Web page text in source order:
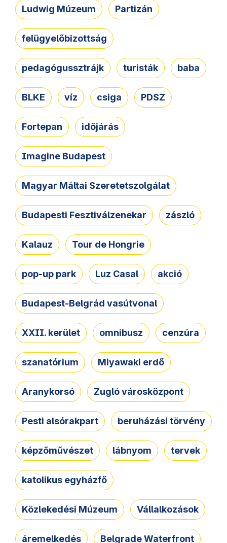
Ludwig Múzeum Partizán
felügyelőbizottság
pedagógussztrájk turisták baba
BLKE víz csiga PDSZ
Fortepan időjárás
Imagine Budapest
Magyar Máltai Szeretetszolgálat
Budapesti Fesztiválzenekar zászló
Kalauz Tour de Hongrie
pop-up park Luz Casal akció
Budapest-Belgrád vasútvonal
XXII. kerület omnibusz cenzúra
szanatórium Miyawaki erdő
Aranykorsó Zugló városközpont
Pesti alsórakpart beruházási törvény
képzőművészet lábnyom tervek
katolikus egyházfő
Közlekedési Múzeum Vállalkozások
áremelkedés Belgrade Waterfront